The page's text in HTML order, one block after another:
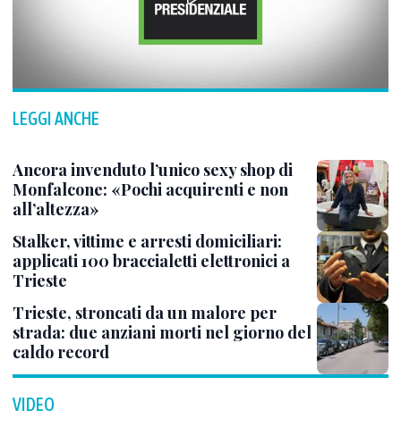
LEGGI ANCHE
Ancora invenduto l’unico sexy shop di
Monfalcone: «Pochi acquirenti e non
all’altezza»
Stalker, vittime e arresti domiciliari:
applicati 100 braccialetti elettronici a
Trieste
Trieste, stroncati da un malore per
strada: due anziani morti nel giorno del
caldo record
VIDEO